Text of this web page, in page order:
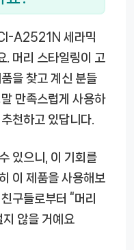
A2521N 세라믹
. 머리 스타일링이 고
을 찾고 계신 분들
만족스럽게 사용하
천하고 있답니다.
있으니, 이 기회를
이 제품을 사용해보
구들로부터 “머리
지 않을 거예요